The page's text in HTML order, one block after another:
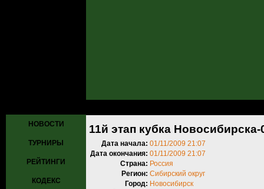
НОВОСТИ
ТУРНИРЫ
РЕЙТИНГИ
КОДЕКС
11й этап кубка Новосибирска-
Дата начала: 01/11/2009 21:07
Дата окончания: 01/11/2009 21:07
Страна: Россия
Регион: Сибирский округ
Город: Новосибирск